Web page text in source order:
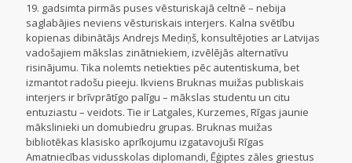
19. gadsimta pirmās puses vēsturiskajā celtnē – nebija
saglabājies neviens vēsturiskais interjers. Kalna svētību
kopienas dibinātājs Andrejs Mediņš, konsultējoties ar Latvijas
vadošajiem mākslas zinātniekiem, izvēlējās alternatīvu
risinājumu. Tika nolemts netiekties pēc autentiskuma, bet
izmantot radošu pieeju. Ikviens Bruknas muižas publiskais
interjers ir brīvprātīgo palīgu – mākslas studentu un citu
entuziastu – veidots. Tie ir Latgales, Kurzemes, Rīgas jaunie
mākslinieki un domubiedru grupas. Bruknas muižas
bibliotēkas klasisko aprīkojumu izgatavojuši Rīgas
Amatniecības vidusskolas diplomandi, Ēģiptes zāles griestus